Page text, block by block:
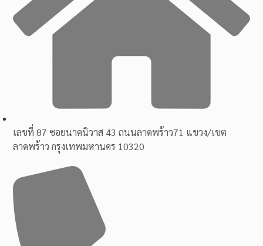
เลขที่ 87 ซอยนาคนิวาส 43 ถนนลาดพร้าว71 แขวง/เขต
ลาดพร้าว กรุงเทพมหานคร 10320